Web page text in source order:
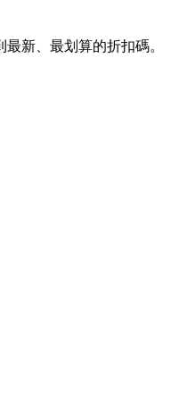
新、最划算的折扣碼。